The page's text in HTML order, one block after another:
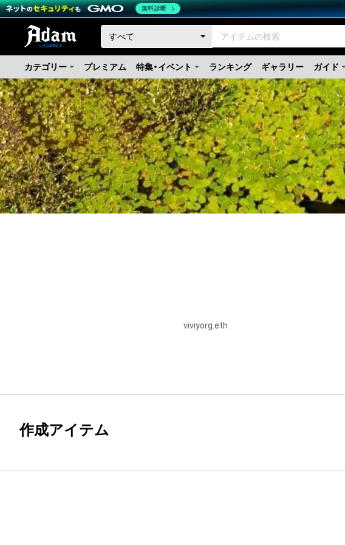
カテゴリー プレミアム 特集・イベント ランキング ギャラリー ガイド
viviyorg.eth
作成アイテム
無料診断